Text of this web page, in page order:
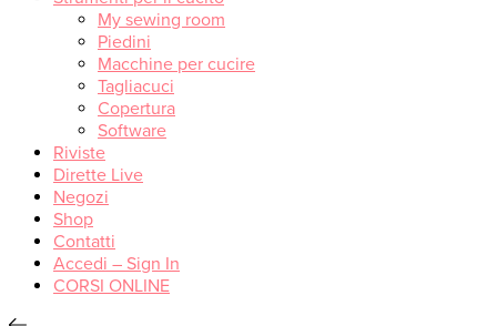
My sewing room
Piedini
Macchine per cucire
Tagliacuci
Copertura
Software
Riviste
Dirette Live
Negozi
Shop
Contatti
Accedi – Sign In
CORSI ONLINE